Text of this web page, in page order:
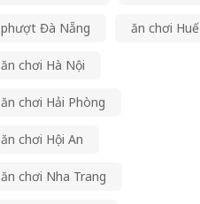
phượt Đà Nẵng ăn chơi Huế
ăn chơi Hà Nội
ăn chơi Hải Phòng
ăn chơi Hội An
ăn chơi Nha Trang